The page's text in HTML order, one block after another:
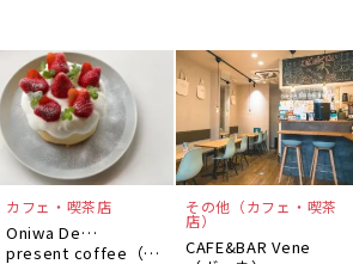
カフェ・喫茶店
Oniwa De…
present coffee（オ
その他（カフェ・喫茶
店）
CAFE&BAR Vene